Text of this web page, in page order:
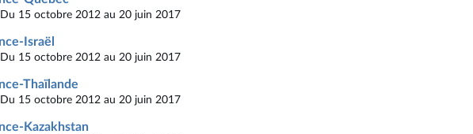
Du 15 octobre 2012 au 20 juin 2017
Israël
Du 15 octobre 2012 au 20 juin 2017
Thaïlande
Du 15 octobre 2012 au 20 juin 2017
Kazakhstan